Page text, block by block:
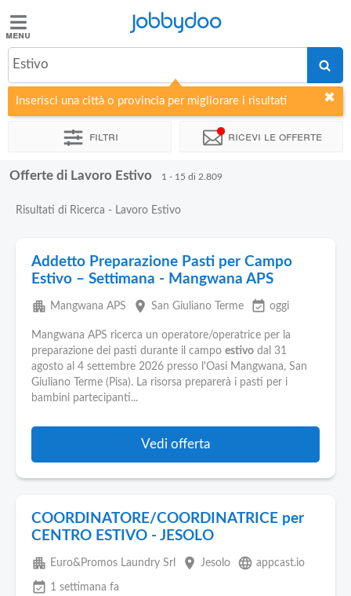
Jobbydoo
Offerte
di
lavoro
Elenco
Blog
Pubblica
Offerte
Jobbydoo
Estivo
Inserisci una città o provincia per migliorare i risultati
Filtri Ricevi le offerte
Offerte di Lavoro Estivo 1 - 15 di 2.809
Risultati di Ricerca - Lavoro Estivo
Addetto Preparazione Pasti per Campo
Estivo – Settimana - Mangwana APS
apartment Mangwana APS place San Giuliano Terme event_available oggi
Mangwana APS ricerca un operatore/operatrice per la
preparazione dei pasti durante il campo estivo dal 31
agosto al 4 settembre 2026 presso l'Oasi Mangwana, San
Giuliano Terme (Pisa). La risorsa preparerà i pasti per i
bambini partecipanti...
Vedi offerta
COORDINATORE/COORDINATRICE per
CENTRO ESTIVO - JESOLO
apartment Euro&Promos Laundry Srl place Jesolo language appcast.io
event_available 1 settimana fa